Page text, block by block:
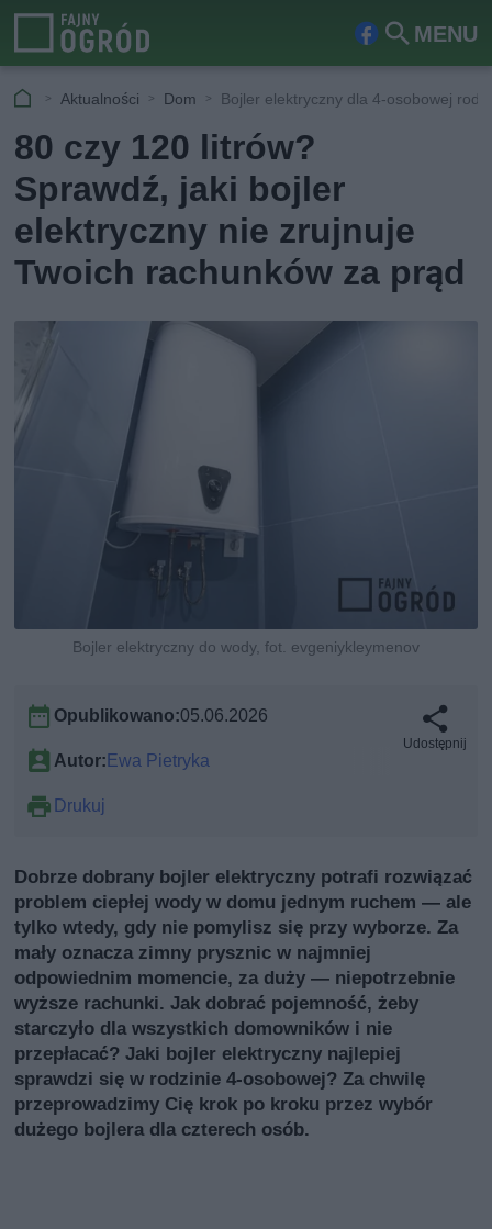
MENU
Fa
ook
Szu
Aktualności Dom Bojler elektryczny dla 4-osobowej
80 czy 120 litrów?
Sprawdź, jaki bojler
elektryczny nie zrujnuje
Twoich rachunków za prąd
Bojler elektryczny do wody, fot. evgeniykleymenov
Opublikowano:05.06.2026
Autor:Ewa Pietryka
Drukuj
Udostępnij
Dobrze dobrany bojler elektryczny potrafi rozwiązać
problem ciepłej wody w domu jednym ruchem — ale
tylko wtedy, gdy nie pomylisz się przy wyborze. Za
mały oznacza zimny prysznic w najmniej
odpowiednim momencie, za duży — niepotrzebnie
wyższe rachunki. Jak dobrać pojemność, żeby
starczyło dla wszystkich domowników i nie
przepłacać? Jaki bojler elektryczny najlepiej
sprawdzi się w rodzinie 4‑osobowej? Za chwilę
przeprowadzimy Cię krok po kroku przez wybór
dużego bojlera dla czterech osób.